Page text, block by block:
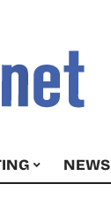
NEWS